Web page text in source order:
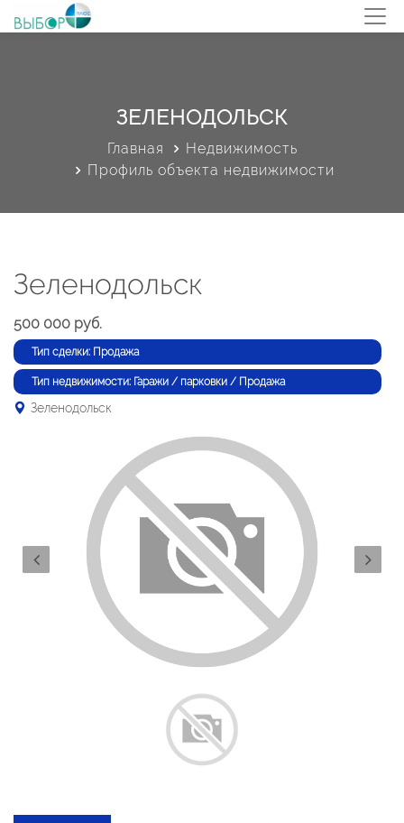
ЗЕЛЕНОДОЛЬСК
Главная
Недвижимость
Профиль объекта недвижимости
Зеленодольск
500 000 руб.
Тип сделки: Продажа
Тип недвижимости: Гаражи / парковки / Продажа
Зеленодольск